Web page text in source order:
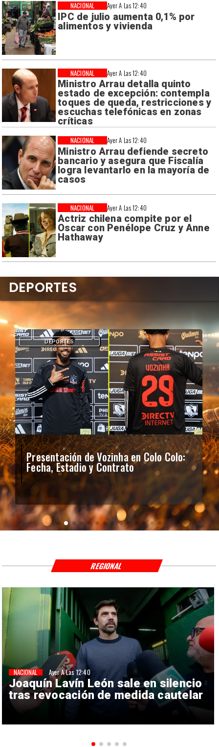
Ayer A Las 12:40
IPC de julio aumenta 0,1% por
alimentos y vivienda
NACIONAL
Ayer A Las 12:40
Ministro Arrau detalla quinto
estado de excepción: contempla
toques de queda, restricciones y
escuchas telefónicas en zonas
críticas
NACIONAL
Ayer A Las 12:40
Ministro Arrau defiende secreto
bancario y asegura que Fiscalía
logra levantarlo en la mayoría de
casos
NACIONAL
Ayer A Las 12:40
Actriz chilena compite por el
Oscar con Penélope Cruz y Anne
Hathaway
NACIONAL
Presentación de Vozinha en Colo Colo:
Fecha, Estadio y Contrato
DEPORTES
DEPORTES
Joaquín Lavín León sale en silencio
tras revocación de medida cautelar
NACIONAL Ayer A Las 12:40
REGIONAL